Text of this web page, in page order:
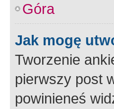
Góra
Jak mogę
Tworzenie
pierwszy post
powinieneś